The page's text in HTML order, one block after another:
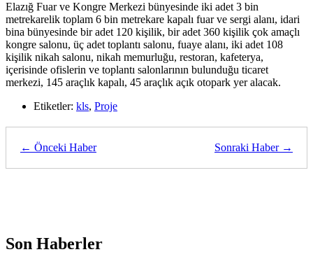
Elazığ Fuar ve Kongre Merkezi bünyesinde iki adet 3 bin
metrekarelik toplam 6 bin metrekare kapalı fuar ve sergi alanı, idari
bina bünyesinde bir adet 120 kişilik, bir adet 360 kişilik çok amaçlı
kongre salonu, üç adet toplantı salonu, fuaye alanı, iki adet 108
kişilik nikah salonu, nikah memurluğu, restoran, kafeterya,
içerisinde ofislerin ve toplantı salonlarının bulunduğu ticaret
merkezi, 145 araçlık kapalı, 45 araçlık açık otopark yer alacak.
Etiketler: kls, Proje
← Önceki Haber Sonraki Haber →
Son Haberler